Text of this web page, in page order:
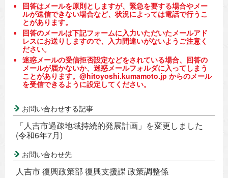
回答はメールを原則としますが、緊急を要する場合やメー
ルが送信できない場合など、状況によっては電話で行うこ
とがあります。
回答のメールは下記フォームに入力いただいたメールアド
レスにお送りしますので、入力間違いがないようご注意く
ださい。
迷惑メールの受信拒否設定などをされている場合、回答の
メールが届かないか、迷惑メールフォルダに入ってしまう
ことがあります。@hitoyoshi.kumamoto.jp からのメール
を受信できるように設定してください。
お問い合わせする記事
「人吉市過疎地域持続的発展計画」を変更しました
(令和6年7月)
お問い合わせ先
人吉市 復興政策部 復興支援課 政策調整係